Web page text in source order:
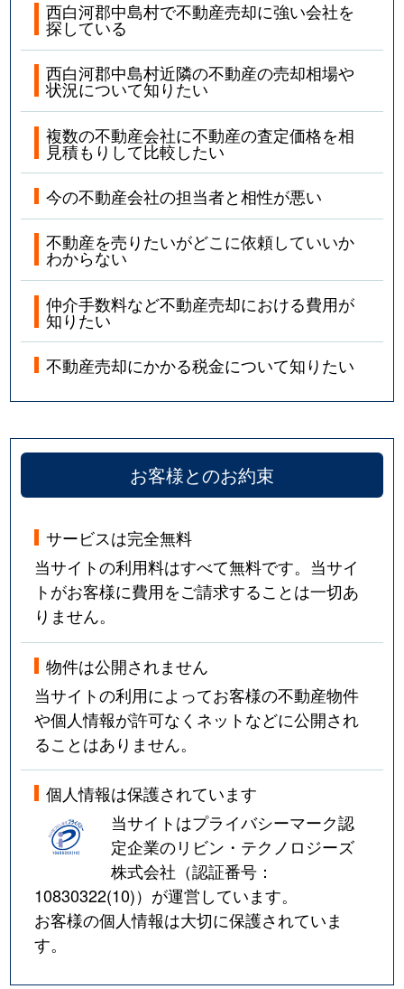
西白河郡中島村で不動産売却に強い会社を
探している
西白河郡中島村近隣の不動産の売却相場や
状況について知りたい
複数の不動産会社に不動産の査定価格を相
見積もりして比較したい
今の不動産会社の担当者と相性が悪い
不動産を売りたいがどこに依頼していいか
わからない
仲介手数料など不動産売却における費用が
知りたい
不動産売却にかかる税金について知りたい
お客様とのお約束
サービスは完全無料
当サイトの利用料はすべて無料です。当サイ
トがお客様に費用をご請求することは一切あ
りません。
物件は公開されません
当サイトの利用によってお客様の不動産物件
や個人情報が許可なくネットなどに公開され
ることはありません。
個人情報は保護されています
当サイトはプライバシーマーク認
定企業のリビン・テクノロジーズ
株式会社（認証番号：
10830322(10)）が運営しています。
お客様の個人情報は大切に保護されていま
す。